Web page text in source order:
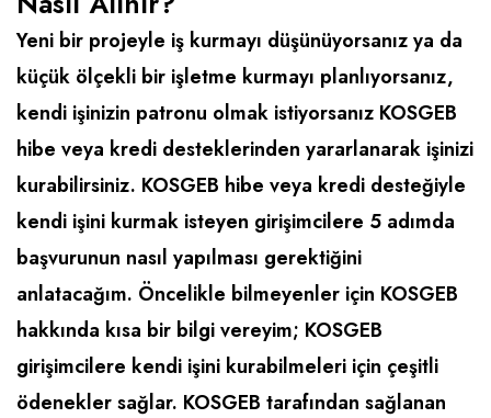
Ev Hizmetleri
Sağlık Güzellik
Turizm - Eğlence
Market FMGC - Katlı Mağaza
Mobilya ve Ev Tekstili
Oyuncak ve Hediyelik
Takı
Yapı Malzemesi - Hırdavat
Gayrimenkul
Gıda ve Sarf Malzemeleri
Güvenlik - Temizlik
Giyim - Aksesuar
Hukuk - Marka - Patent ve Tercüme
Isıtma - Soğutma ve Havalandırma
Lojistik - Kargo ve Kurye
Mali Kayıt ve Denetim
Matbaa - Fotoğraf
Yeni bir projeyle iş kurmayı düşünüyorsanız ya da
küçük ölçekli bir işletme kurmayı planlıyorsanız,
kendi işinizin patronu olmak istiyorsanız KOSGEB
hibe veya kredi desteklerinden yararlanarak işinizi
kurabilirsiniz. KOSGEB hibe veya kredi desteğiyle
kendi işini kurmak isteyen girişimcilere 5 adımda
başvurunun nasıl yapılması gerektiğini
anlatacağım. Öncelikle bilmeyenler için KOSGEB
hakkında kısa bir bilgi vereyim; KOSGEB
girişimcilere kendi işini kurabilmeleri için çeşitli
ödenekler sağlar. KOSGEB tarafından sağlanan